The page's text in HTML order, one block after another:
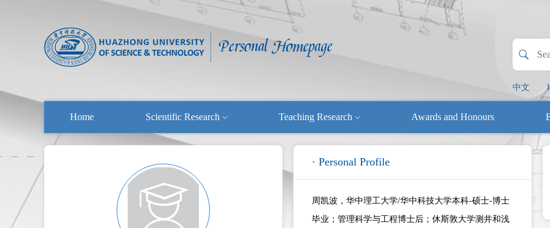
中文
Home Scientific Research Teaching Research Awards and Honours
· Personal Profile
周凯波，华中理工大学/华中科技大学本科-硕士-博士
毕业；管理科学与工程博士后；休斯敦大学测井和浅